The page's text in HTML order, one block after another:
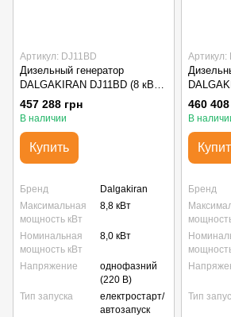
Артикул: DJ11BD
Дизельный генератор
DALGAKIRAN DJ11BD (8 кВт)
в капоте, 1 фаза
457 288 грн
В наличии
Купить
Бренд
Dalgakiran
Максимальная
мощность кВт
8,8 кВт
Номинальная
мощность кВт
8,0 кВт
Напряжение
однофазний
(220 В)
Тип запуска
електростарт/
автозапуск
Артикул:
кВт) в
460
В
Бренд
Тип